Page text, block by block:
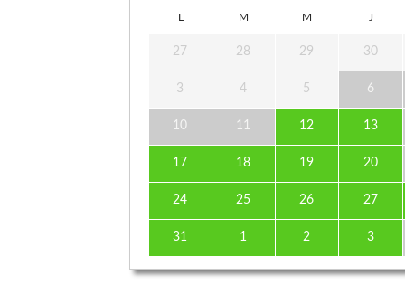
L M M J
27 28 29 30
3 4 5 6
10 11 12 13
17 18 19 20
24 25 26 27
31 1 2 3